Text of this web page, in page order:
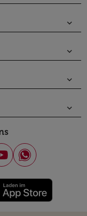
keyboard_arrow_down
keyboard_arrow_down
keyboard_arrow_down
keyboard_arrow_down